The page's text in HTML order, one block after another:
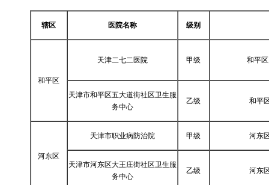
辖区 医院名称 级别
和平区
天津二七二医院 甲级 和平
天津市和平区五大道街社区卫生服
务中心
乙级 和平
河东区
天津市职业病防治院 甲级 河东
天津市河东区大王庄街社区卫生服
务中心
乙级 河东